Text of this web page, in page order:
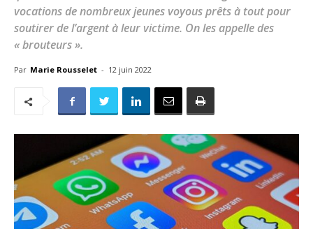
vocations de nombreux jeunes voyous prêts à tout pour
soutirer de l’argent à leur victime. On les appelle des
« brouteurs ».
Par Marie Rousselet - 12 juin 2022